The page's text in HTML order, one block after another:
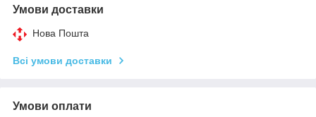
Умови доставки
Нова Пошта
Всі умови доставки
Умови оплати